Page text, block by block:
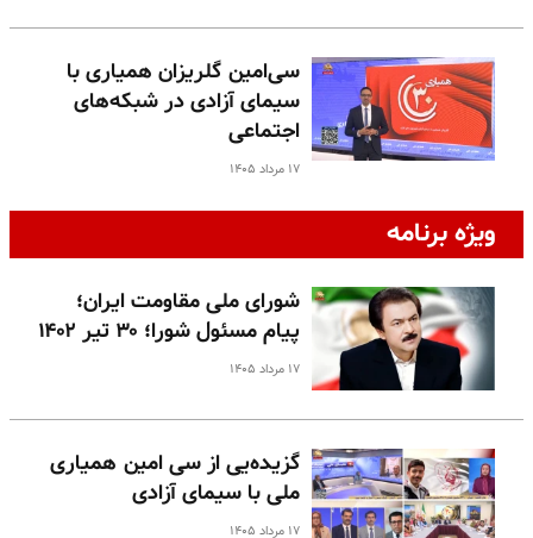
سی‌امین گلریزان همیاری با
سیمای آزادی در شبکه‌های
اجتماعی
۱۷ مرداد ۱۴۰۵
ویژه برنامه
شورای ملی مقاومت ایران؛
پیام مسئول شورا؛ ۳۰ تیر ۱۴۰۲
۱۷ مرداد ۱۴۰۵
گزیده‌یی از سی امین همیاری
ملی با سیمای آزادی
۱۷ مرداد ۱۴۰۵